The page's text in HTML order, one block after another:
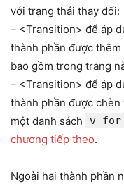
với trạng thái thay đổi:
– <Transition> để áp
thành phần được
bao gồm trong trang
– <Transition> để áp
thành phần được
một danh sách
v-for
chương tiếp theo.
Ngoài hai thành phần